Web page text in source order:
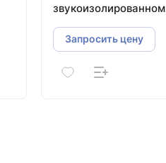
звукоизолированном
корпусе SDC I 160
Запросить цену